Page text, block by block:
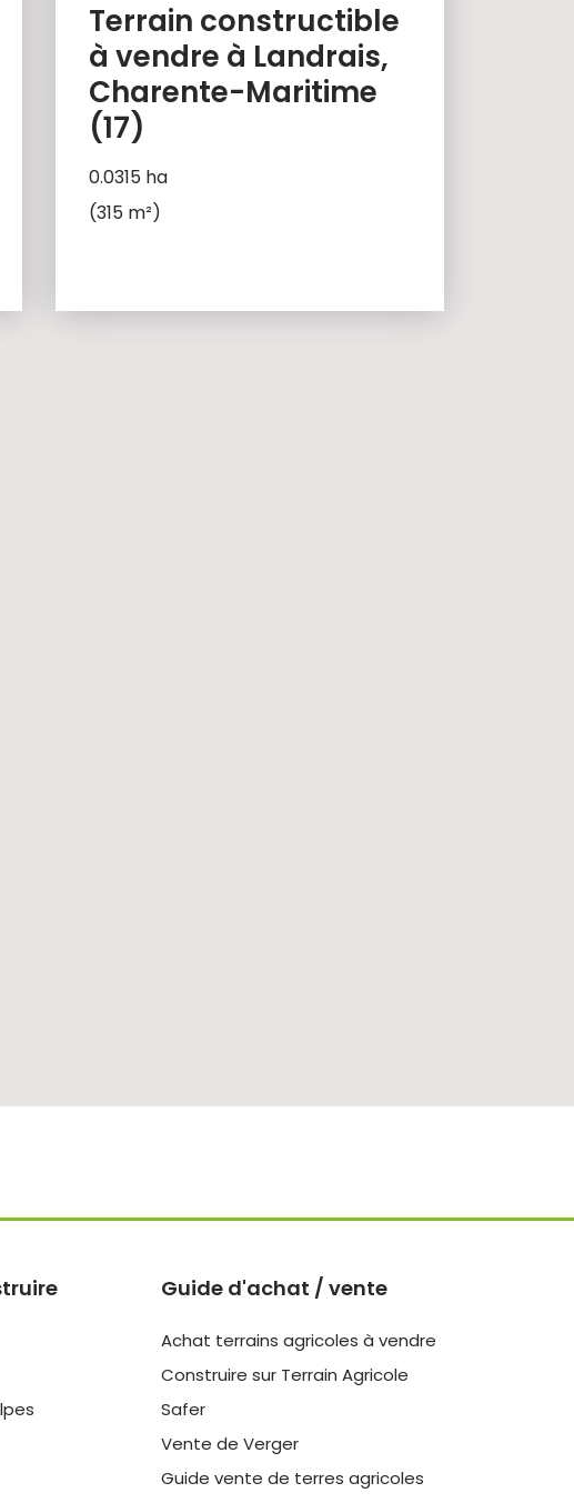
Terrain constructible
à vendre à Landrais,
Charente-Maritime
(17)
0.0315 ha
(315 m²)
Guide d'achat / vente
Achat terrains agricoles à vendre
Construire sur Terrain Agricole
Safer
Vente de Verger
Guide vente de terres agricoles